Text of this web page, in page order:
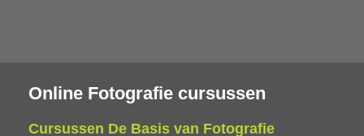
Online Fotografie cursussen
Cursussen De Basis van Fotografie